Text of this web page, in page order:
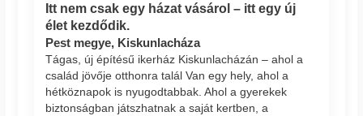
Itt nem csak egy házat vásárol – itt egy új
élet kezdődik.
Pest megye, Kiskunlacháza
Tágas, új építésű ikerház Kiskunlacházán – ahol a
család jövője otthonra talál Van egy hely, ahol a
hétköznapok is nyugodtabbak. Ahol a gyerekek
biztonságban játszhatnak a saját kertben, a